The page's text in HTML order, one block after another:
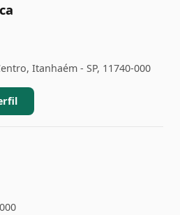
Itanhaém - SP, 11740-000